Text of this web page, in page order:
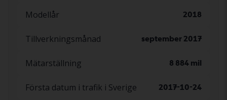
Modellår 2018
Tillverkningsmånad september 2017
Mätarställning 8 884 mil
Första datum i trafik i Sverige 2017-10-24